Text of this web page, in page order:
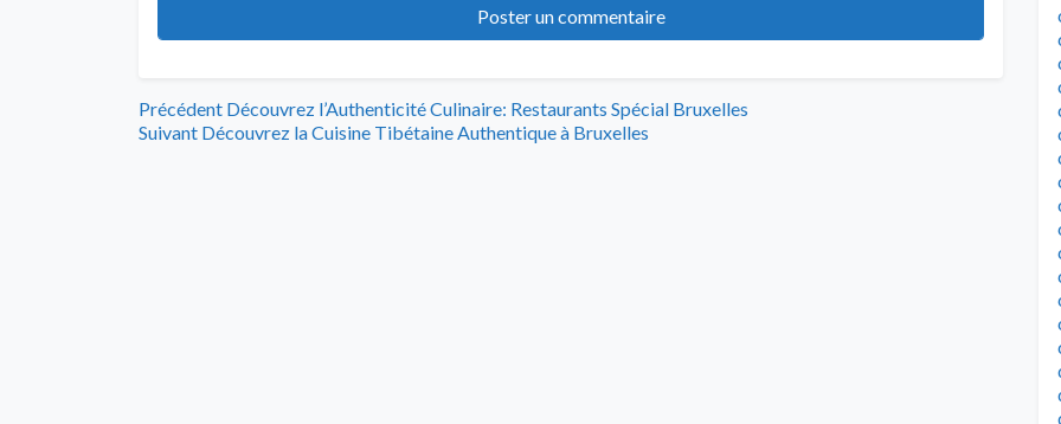
Navigation
Précédent Article
précédent
Découvrez l’Authenticité Culinaire: Restaurants Spécial Bruxelles
Suivant Article
Découvrez la Cuisine Tibétaine Authentique à Bruxelles